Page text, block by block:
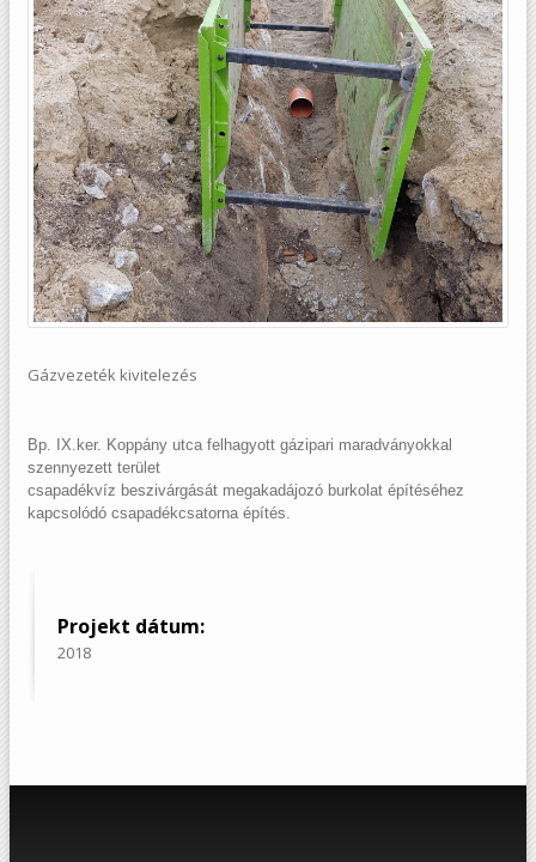
Gázvezeték kivitelezés
Bp. IX.ker. Koppány utca felhagyott gázipari maradványokkal
szennyezett terület
csapadékvíz beszivárgását megakadájozó burkolat építéséhez
kapcsolódó csapadékcsatorna építés.
Projekt dátum:
2018